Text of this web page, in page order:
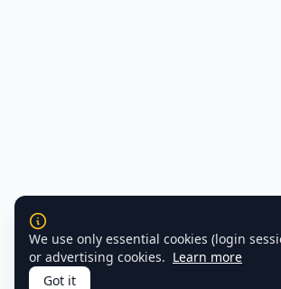
We use only essential cookies (login
or advertising cookies. Learn more
Got it